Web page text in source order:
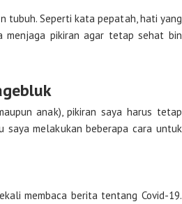
tubuh. Seperti kata pepatah, hati yang
menjaga pikiran agar tetap sehat bin
anak), pikiran saya harus tetap
melakukan beberapa cara untuk
membaca berita tentang Covid-19.